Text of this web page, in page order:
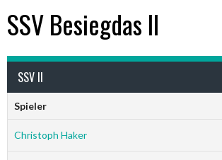
SSV Besiegdas II
SSV II
Spieler
Christoph Haker